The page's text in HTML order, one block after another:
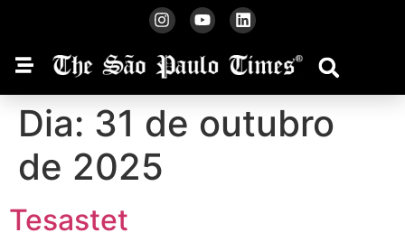
Dia: 31 de outubro
de 2025
Tesastet